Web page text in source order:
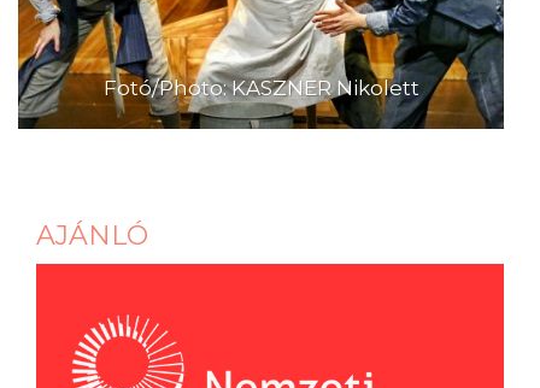
Fotó/Photo: KASZNER Nikolett
AJÁNLÓ